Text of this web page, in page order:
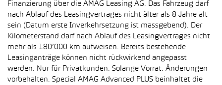
Finanzierung über die AMAG Leasing AG. Das Fahrzeug darf
nach Ablauf des Leasingvertrages nicht älter als 8 Jahre alt
sein (Datum erste Inverkehrsetzung ist massgebend). Der
Kilometerstand darf nach Ablauf des Leasingvertrages nicht
mehr als 180’000 km aufweisen. Bereits bestehende
Leasinganträge können nicht rückwirkend angepasst
werden. Nur für Privatkunden. Solange Vorrat. Änderungen
vorbehalten. Special AMAG Advanced PLUS beinhaltet die